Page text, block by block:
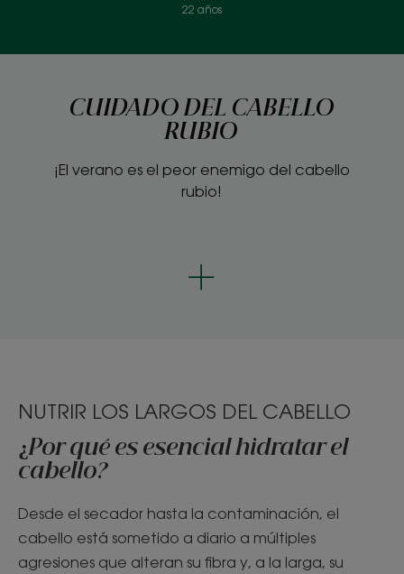
22 años
CUIDADO DEL CABELLO
RUBIO
¡El verano es el peor enemigo del cabello
rubio!
NUTRIR LOS LARGOS DEL CABELLO
¿Por qué es esencial hidratar el
cabello?
Desde el secador hasta la contaminación, el
cabello está sometido a diario a múltiples
agresiones que alteran su fibra y, a la larga, su